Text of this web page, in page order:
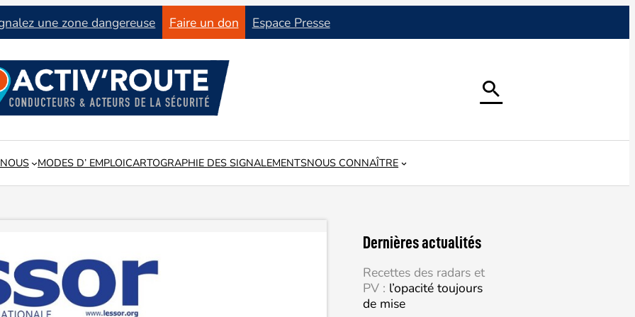
une zone dangereuse Faire un don Espace Presse

MODES D’ EMPLOICARTOGRAPHIE DES SIGNALEMENTSNOUS CONNAÎTRE
Dernières actualités
Recettes des radars et
PV : l’opacité toujours
de mise